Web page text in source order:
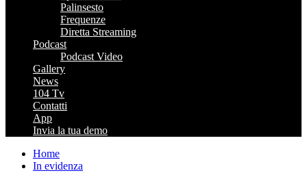
Palinsesto
Frequenze
Diretta Streaming
Podcast
Podcast Video
Gallery
News
104 Tv
Contatti
App
Invia la tua demo
Home
In evidenza